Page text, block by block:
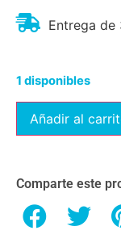
Entrega de
1 disponibles
Añadir al
Comparte este